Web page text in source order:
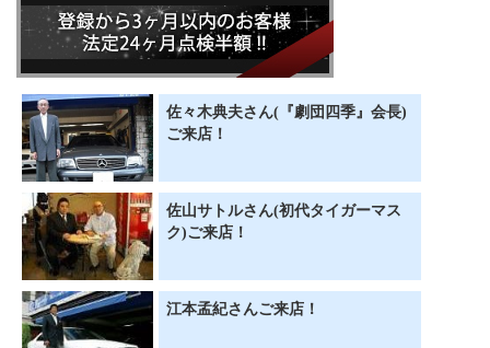
佐々木典夫さん(『劇団四季』会長)
ご来店！
佐山サトルさん(初代タイガーマス
ク)ご来店！
江本孟紀さんご来店！